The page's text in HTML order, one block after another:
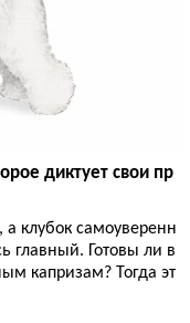
диктует свои пр
клубок самоуверенн
главный. Готовы ли в
капризам? Тогда эт